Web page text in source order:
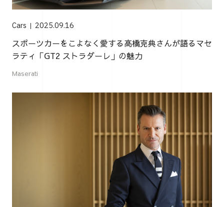
Cars 2025.09.16
スポーツカーをこよなく愛する高橋克典さんが語るマセ
ラティ「GT2 ストラダーレ」の魅力
Maserati